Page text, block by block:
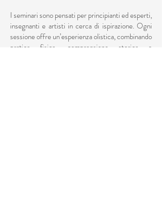
I seminari sono pensati per principianti ed esperti,
insegnanti e artisti in cerca di ispirazione. Ogni
sessione offre un’esperienza olistica, combinando
pratica fisica, comprensione storica e